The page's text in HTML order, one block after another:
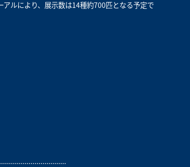
ルにより、展示数は14種約700匹となる予定で